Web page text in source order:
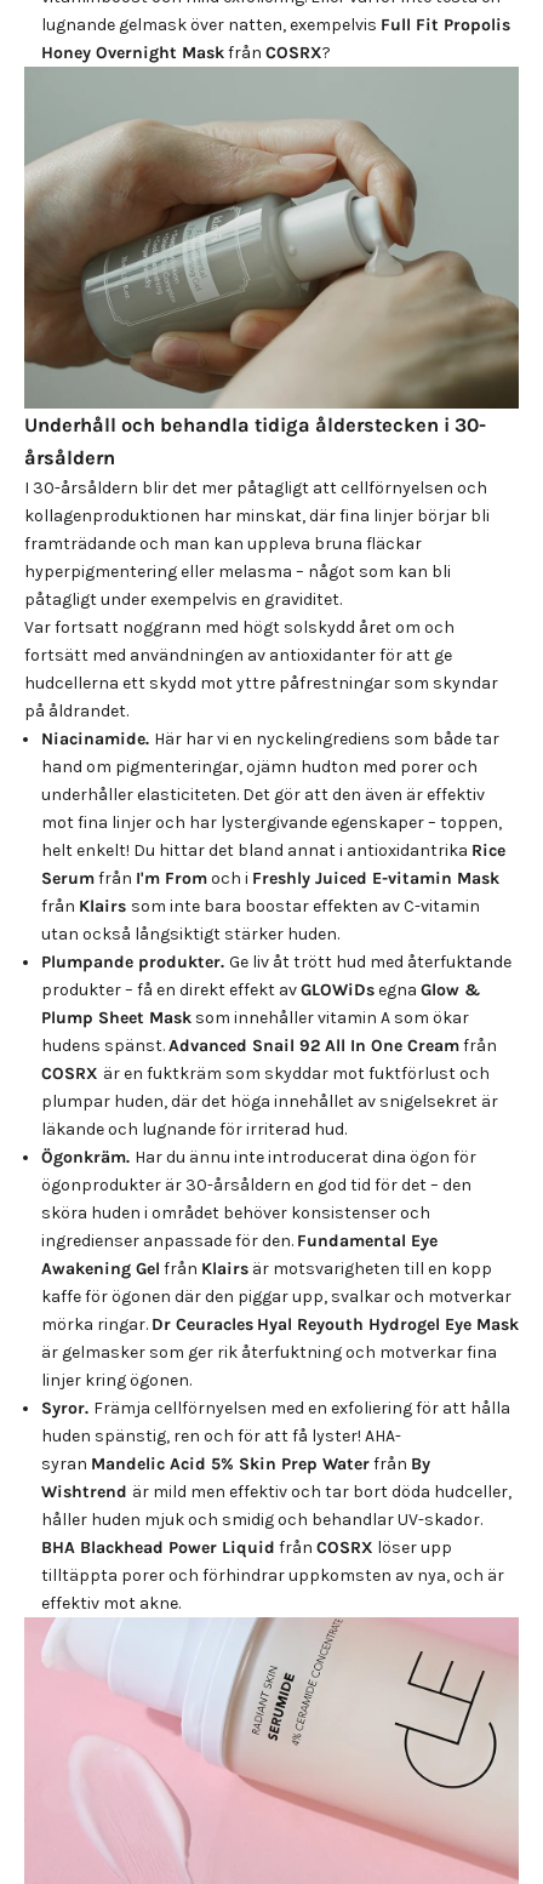
lugnande gelmask över natten, exempelvis Full Fit Propolis
Honey Overnight Maskfrån COSRX?
Underhåll och behandla tidiga ålderstecken i 30-
årsåldern
I 30-årsåldern blir det mer påtagligt att cellförnyelsen och
kollagenproduktionen har minskat, där fina linjer börjar bli
framträdande och man kan uppleva bruna fläckar
hyperpigmentering eller melasma – något som kan bli
påtagligt under exempelvis en graviditet.
Var fortsatt noggrann med högt solskydd året om och
fortsätt med användningen av antioxidanter för att ge
hudcellerna ett skydd mot yttre påfrestningar som skyndar
på åldrandet.
Niacinamide. Här har vi en nyckelingrediens som både tar
hand om pigmenteringar, ojämn hudton med porer och
underhåller elasticiteten. Det gör att den även är effektiv
mot fina linjer och har lystergivande egenskaper – toppen,
helt enkelt! Du hittar det bland annat i antioxidantrika Rice
Serumfrån I'm Fromoch i Freshly Juiced E-vitamin Mask
från Klairs som inte bara boostar effekten av C-vitamin
utan också långsiktigt stärker huden.
Plumpande produkter. Ge liv åt trött hud med återfuktande
produkter – få en direkt effekt avGLOWiDsegna Glow &
Plump Sheet Mask som innehåller vitamin A som ökar
hudens spänst.Advanced Snail 92 All In One Creamfrån
COSRX är en fuktkräm som skyddar mot fuktförlust och
plumpar huden, där det höga innehållet av snigelsekret är
läkande och lugnande för irriterad hud.
Ögonkräm. Har du ännu inte introducerat dina ögon för
ögonprodukter är 30-årsåldern en god tid för det – den
sköra huden i området behöver konsistenser och
ingredienser anpassade för den. Fundamental Eye
Awakening Gel från Klairs är motsvarigheten till en kopp
kaffe för ögonen där den piggar upp, svalkar och motverkar
mörka ringar. Dr Ceuracles Hyal Reyouth Hydrogel Eye Mask
är gelmasker som ger rik återfuktning och motverkar fina
linjer kring ögonen.
Syror. Främja cellförnyelsen med en exfoliering för att hålla
huden spänstig, ren och för att få lyster! AHA-
syran Mandelic Acid 5% Skin Prep Waterfrån By
Wishtrend är mild men effektiv och tar bort döda hudceller,
håller huden mjuk och smidig och behandlar UV-skador.
BHA Blackhead Power Liquid från COSRX löser upp
tilltäppta porer och förhindrar uppkomsten av nya, och är
effektiv mot akne.